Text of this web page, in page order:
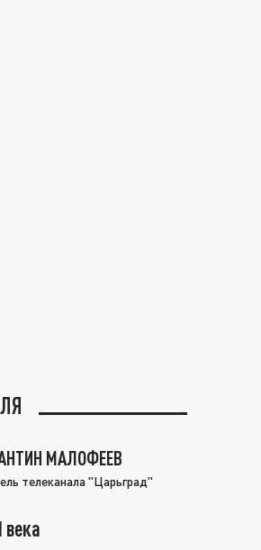
МАЛОФЕЕВ
телеканала "Царьград"